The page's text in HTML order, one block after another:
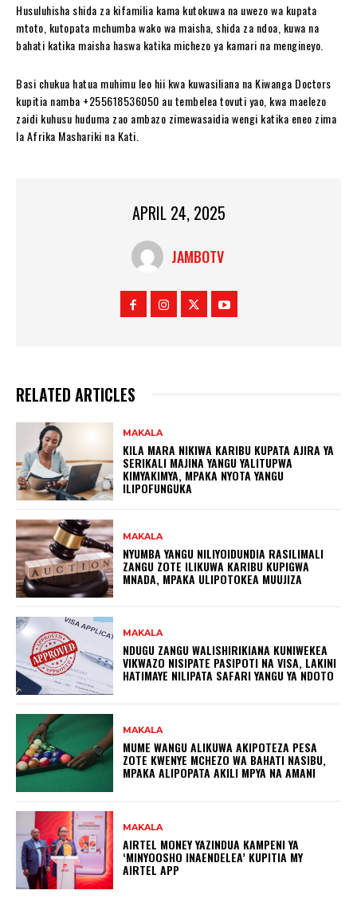
Husuluhisha shida za kifamilia kama kutokuwa na uwezo wa kupata
mtoto, kutopata mchumba wako wa maisha, shida za ndoa, kuwa na
bahati katika maisha haswa katika michezo ya kamari na mengineyo.
Basi chukua hatua muhimu leo hii kwa kuwasiliana na Kiwanga Doctors
kupitia namba +255618536050 au tembelea tovuti yao, kwa maelezo
zaidi kuhusu huduma zao ambazo zimewasaidia wengi katika eneo zima
la Afrika Mashariki na Kati.
APRIL 24, 2025
JAMBOTV
RELATED ARTICLES
MAKALA
KILA MARA NIKIWA KARIBU KUPATA AJIRA YA
SERIKALI MAJINA YANGU YALITUPWA
KIMYAKIMYA, MPAKA NYOTA YANGU
ILIPOFUNGUKA
MAKALA
NYUMBA YANGU NILIYOIDUNDIA RASILIMALI
ZANGU ZOTE ILIKUWA KARIBU KUPIGWA
MNADA, MPAKA ULIPOTOKEA MUUJIZA
MAKALA
NDUGU ZANGU WALISHIRIKIANA KUNIWEKEA
VIKWAZO NISIPATE PASIPOTI NA VISA, LAKINI
HATIMAYE NILIPATA SAFARI YANGU YA NDOTO
MAKALA
MUME WANGU ALIKUWA AKIPOTEZA PESA
ZOTE KWENYE MCHEZO WA BAHATI NASIBU,
MPAKA ALIPOPATA AKILI MPYA NA AMANI
MAKALA
AIRTEL MONEY YAZINDUA KAMPENI YA
‘MINYOOSHO INAENDELEA’ KUPITIA MY
AIRTEL APP